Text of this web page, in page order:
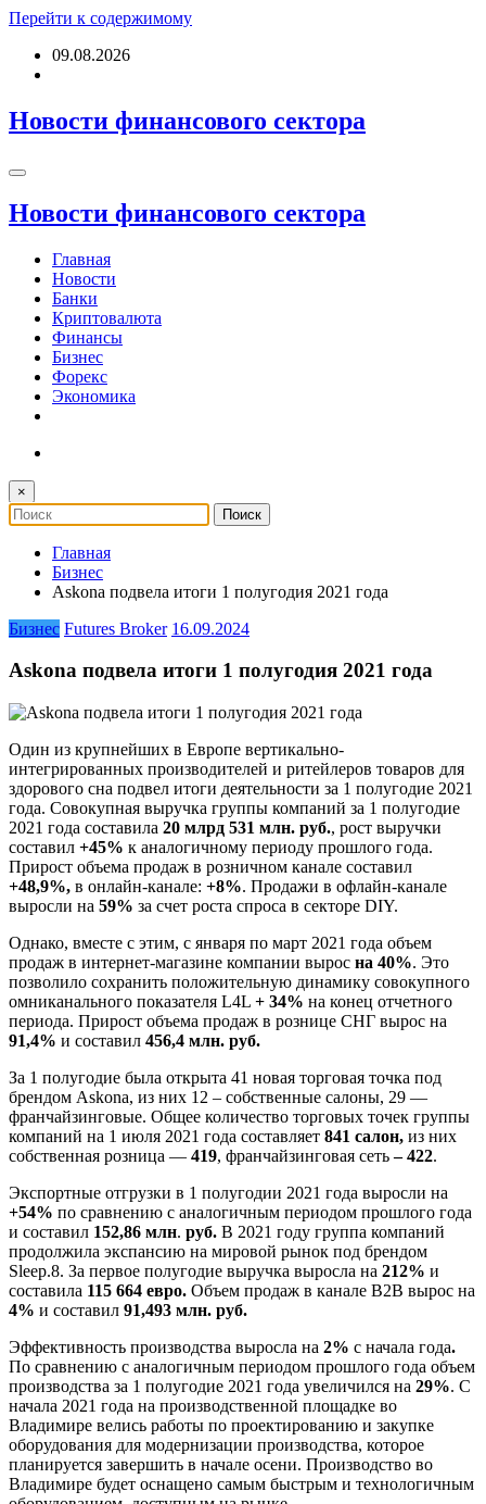
Перейти к содержимому
09.08.2026
Новости финансового сектора
Новости финансового сектора
Главная
Новости
Банки
Криптовалюта
Финансы
Бизнес
Форекс
Экономика
×
Главная
Бизнес
Askona подвела итоги 1 полугодия 2021 года
Бизнес Futures Broker 16.09.2024
Askona подвела итоги 1 полугодия 2021 года
Один из крупнейших в Европе вертикально-
интегрированных производителей и ритейлеров товаров для
здорового сна подвел итоги деятельности за 1 полугодие 2021
года. Совокупная выручка группы компаний за 1 полугодие
2021 года составила 20 млрд 531 млн. руб., рост выручки
составил +45% к аналогичному периоду прошлого года.
Прирост объема продаж в розничном канале составил
+48,9%, в онлайн-канале: +8%. Продажи в офлайн-канале
выросли на 59% за счет роста спроса в секторе DIY.
Однако, вместе с этим, с января по март 2021 года объем
продаж в интернет-магазине компании вырос на 40%. Это
позволило сохранить положительную динамику совокупного
омниканального показателя L4L + 34% на конец отчетного
периода. Прирост объема продаж в рознице СНГ вырос на
91,4% и составил 456,4 млн. руб.
За 1 полугодие была открыта 41 новая торговая точка под
брендом Askona, из них 12 – собственные салоны, 29 —
франчайзинговые. Общее количество торговых точек группы
компаний на 1 июля 2021 года составляет 841 салон, из них
собственная розница — 419, франчайзинговая сеть– 422.
Экспортные отгрузки в 1 полугодии 2021 года выросли на
+54% по сравнению с аналогичным периодом прошлого года
и составил 152,86 млн. руб. В 2021 году группа компаний
продолжила экспансию на мировой рынок под брендом
Sleep.8. За первое полугодие выручка выросла на 212% и
составила 115 664 евро. Объем продаж в канале B2B вырос на
4% и составил 91,493 млн. руб.
Эффективность производства выросла на 2% с начала года.
По сравнению с аналогичным периодом прошлого года объем
производства за 1 полугодие 2021 года увеличился на 29%. С
начала 2021 года на производственной площадке во
Владимире велись работы по проектированию и закупке
оборудования для модернизации производства, которое
планируется завершить в начале осени. Производство во
Владимире будет оснащено самым быстрым и технологичным